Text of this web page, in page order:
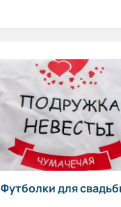
Футболки для